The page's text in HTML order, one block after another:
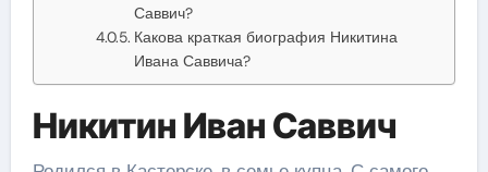
Саввич?
Какова краткая биография Никитина
Ивана Саввича?
Никитин Иван Саввич